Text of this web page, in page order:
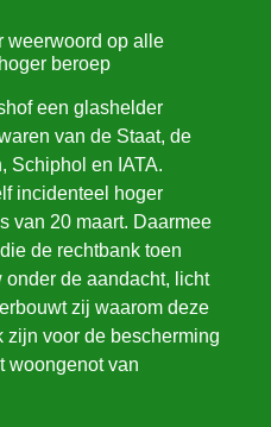
weerwoord op alle
beroep
een glashelder
van de Staat, de
Schiphol en IATA.
incidenteel hoger
van 20 maart. Daarmee
de rechtbank toen
de aandacht, licht
zij waarom deze
voor de bescherming
woongenot van